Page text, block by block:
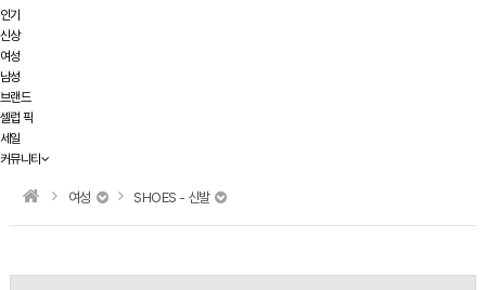
인기
신상
여성
남성
브랜드
셀럽 픽
세일
커뮤니티
여성 SHOES - 신발